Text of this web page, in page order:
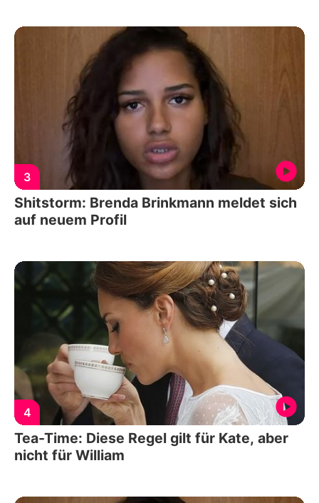
3
Shitstorm: Brenda Brinkmann meldet sich
auf neuem Profil
4
Tea-Time: Diese Regel gilt für Kate, aber
nicht für William